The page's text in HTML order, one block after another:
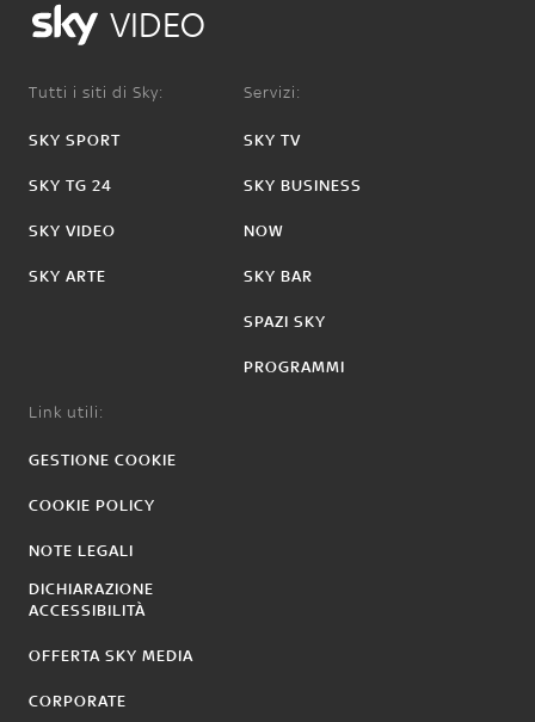
VIDEO
Tutti i siti di Sky:
SKY SPORT
SKY TG 24
SKY VIDEO
SKY ARTE
Servizi:
SKY TV
SKY BUSINESS
NOW
SKY BAR
SPAZI SKY
PROGRAMMI
Link utili:
GESTIONE COOKIE
COOKIE POLICY
NOTE LEGALI
DICHIARAZIONE
ACCESSIBILITÀ
OFFERTA SKY MEDIA
CORPORATE